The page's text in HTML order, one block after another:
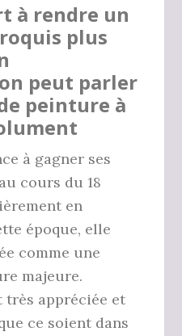
à rendre un
plus
peut parler
peinture à
à gagner ses
cours du 18
en
époque, elle
comme une
majeure.
très appréciée et
ce soient dans